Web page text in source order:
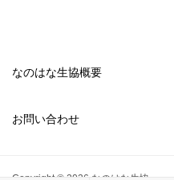
なのはな生協概要
お問い合わせ